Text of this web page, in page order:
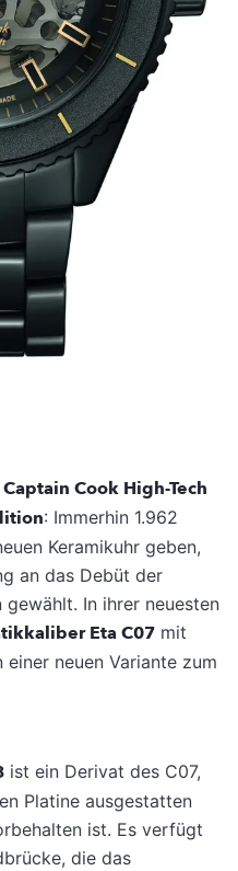
Captain Cook High-Tech
: Immerhin 1.962
Keramikuhr geben,
an das Debüt der
In ihrer neuesten
Eta C07 mit
neuen Variante zum
ist ein Derivat des C07,
Platine ausgestatten
ist. Es verfügt
die das